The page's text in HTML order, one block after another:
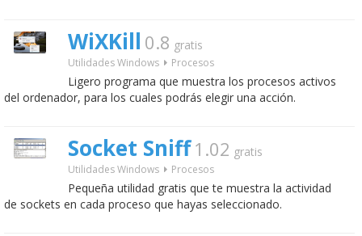
WiXKill 0.8 gratis
Utilidades Windows Procesos
Ligero programa que muestra los procesos activos
del ordenador, para los cuales podrás elegir una acción.
Socket Sniff 1.02 gratis
Utilidades Windows Procesos
Pequeña utilidad gratis que te muestra la actividad
de sockets en cada proceso que hayas seleccionado.